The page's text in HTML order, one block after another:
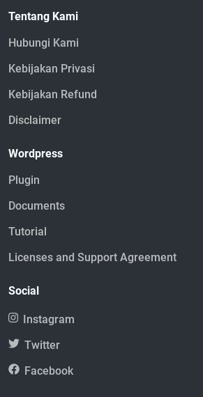
Tentang Kami
Hubungi Kami
Kebijakan Privasi
Kebijakan Refund
Disclaimer
Wordpress
Plugin
Documents
Tutorial
Licenses and Support Agreement
Social
Instagram
Twitter
Facebook